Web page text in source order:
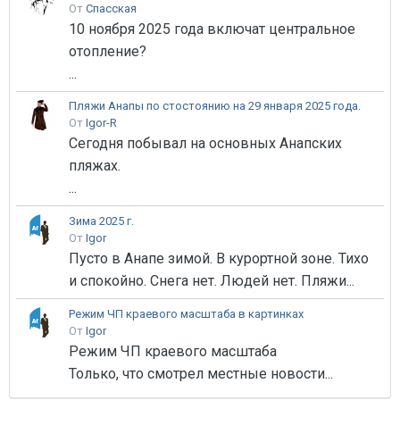
От Спасская
10 ноября 2025 года включат центральное
отопление?
...
Пляжи Анапы по стостоянию на 29 января 2025 года.
От Igor-R
Сегодня побывал на основных Анапских
пляжах.
...
Зима 2025 г.
От Igor
Пусто в Анапе зимой. В курортной зоне. Тихо
и спокойно. Снега нет. Людей нет. Пляжи...
Режим ЧП краевого масштаба в картинках
От Igor
Режим ЧП краевого масштаба
Только, что смотрел местные новости...